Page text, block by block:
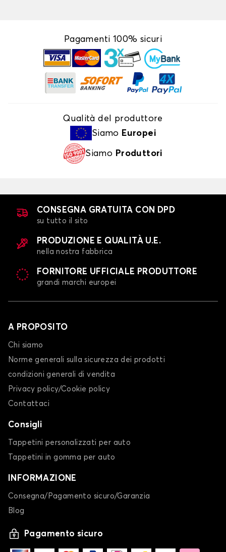
Pagamenti 100% sicuri
Qualità del produttore
Siamo Europei
Siamo Produttori
CONSEGNA GRATUITA CON DPD
su tutto il sito
PRODUZIONE E QUALITÀ U.E.
nella nostra fabbrica
FORNITORE UFFICIALE PRODUTTORE
grandi marchi europei
A PROPOSITO
Chi siamo
Norme generali sulla sicurezza dei prodotti
condizioni generali di vendita
Privacy policy/Cookie policy
Contattaci
Consigli
Tappetini personalizzati per auto
Tappetini in gomma per auto
INFORMAZIONE
Consegna/Pagamento sicuro/Garanzia
Blog
Pagamento sicuro